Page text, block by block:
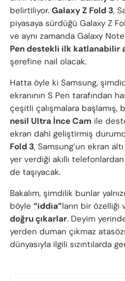
belirtiliyor. Galaxy Z Fold 3,
piyasaya sürdüğü Galaxy Z
ve aynı zamanda Galaxy
Pen destekli ilk katlanabilir
şerefine nail olacak.
Hatta öyle ki Samsung,
ekranının S Pen tarafından
çeşitli çalışmalara başlamış,
nesil Ultra İnce Cam ile
ekran dahi geliştirmiş
Fold 3, Samsung’un ekran
yer verdiği akıllı
de taşıyacak.
Bakalım, şimdilik bunlar
böyle “iddia”ların bir özelliği
doğru çıkarlar. Deyim
yerden duman çıkmaz
dünyasıyla ilgili sızıntılarda